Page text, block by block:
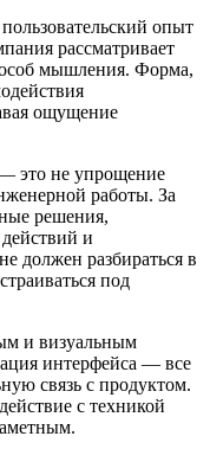
опыт
рассматривает
мышления. Форма,
ощущение
это не упрощение
работы. За
решения,
и
должен разбираться в
под
и визуальным
интерфейса — все
связь с продуктом.
с техникой